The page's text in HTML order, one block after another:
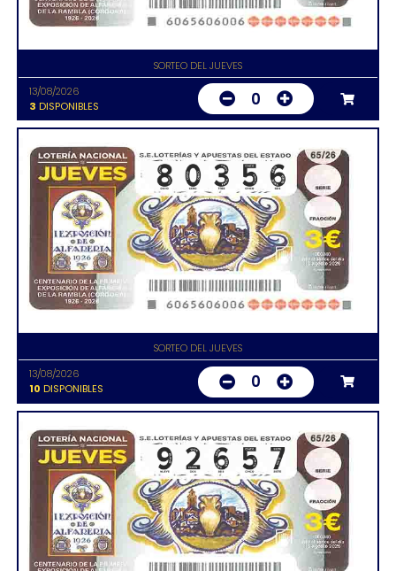
SORTEO DEL JUEVES
13/08/2026
3 DISPONIBLES 0
SORTEO DEL JUEVES
13/08/2026
10 DISPONIBLES 0